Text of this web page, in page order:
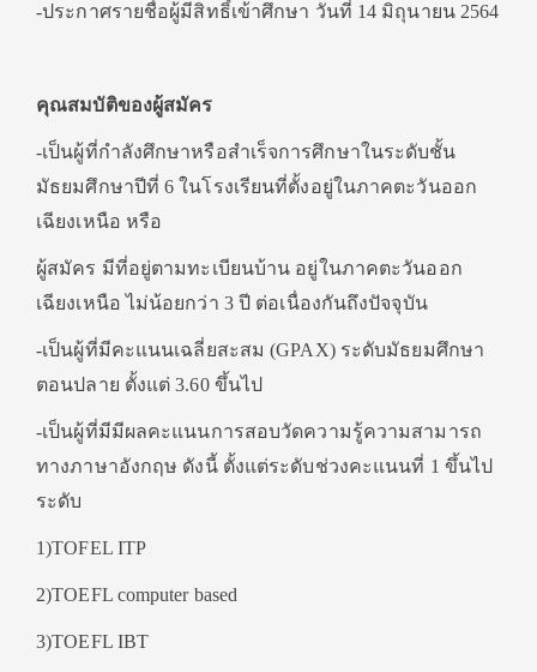
-ประกาศรายชื่อผู้มีสิทธิ์เข้าศึกษา วันที่ 14 มิถุนายน 2564
คุณสมบัติของผู้สมัคร
-เป็นผู้ที่กำลังศึกษาหรือสำเร็จการศึกษาในระดับชั้น
มัธยมศึกษาปีที่ 6 ในโรงเรียนที่ตั้งอยู่ในภาคตะวันออก
เฉียงเหนือ หรือ
ผู้สมัคร มีที่อยู่ตามทะเบียนบ้าน อยู่ในภาคตะวันออก
เฉียงเหนือ ไม่น้อยกว่า 3 ปี ต่อเนื่องกันถึงปัจจุบัน
-เป็นผู้ที่มีคะแนนเฉลี่ยสะสม (GPAX) ระดับมัธยมศึกษา
ตอนปลาย ตั้งแต่ 3.60 ขึ้นไป
-เป็นผู้ที่มีมีผลคะแนนการสอบวัดความรู้ความสามารถ
ทางภาษาอังกฤษ ดังนี้ ตั้งแต่ระดับช่วงคะแนนที่ 1 ขึ้นไป
ระดับ
1)TOFEL ITP
2)TOEFL computer based
3)TOEFL IBT